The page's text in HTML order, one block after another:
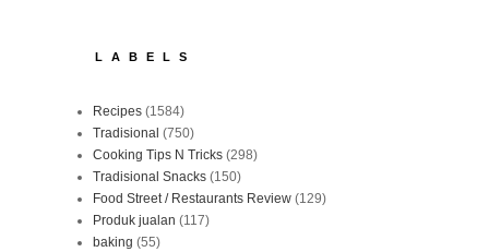
LABELS
Recipes (1584)
Tradisional (750)
Cooking Tips N Tricks (298)
Tradisional Snacks (150)
Food Street / Restaurants Review (129)
Produk jualan (117)
baking (55)